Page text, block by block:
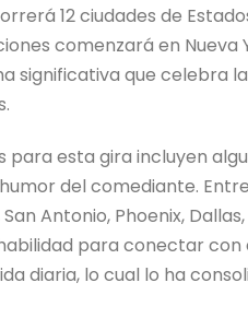
12 ciudades de
comenzará en Nueva
significativa que celebra
para esta gira incluyen
del comediante.
Antonio, Phoenix,
para conectar
diaria, lo cual lo ha